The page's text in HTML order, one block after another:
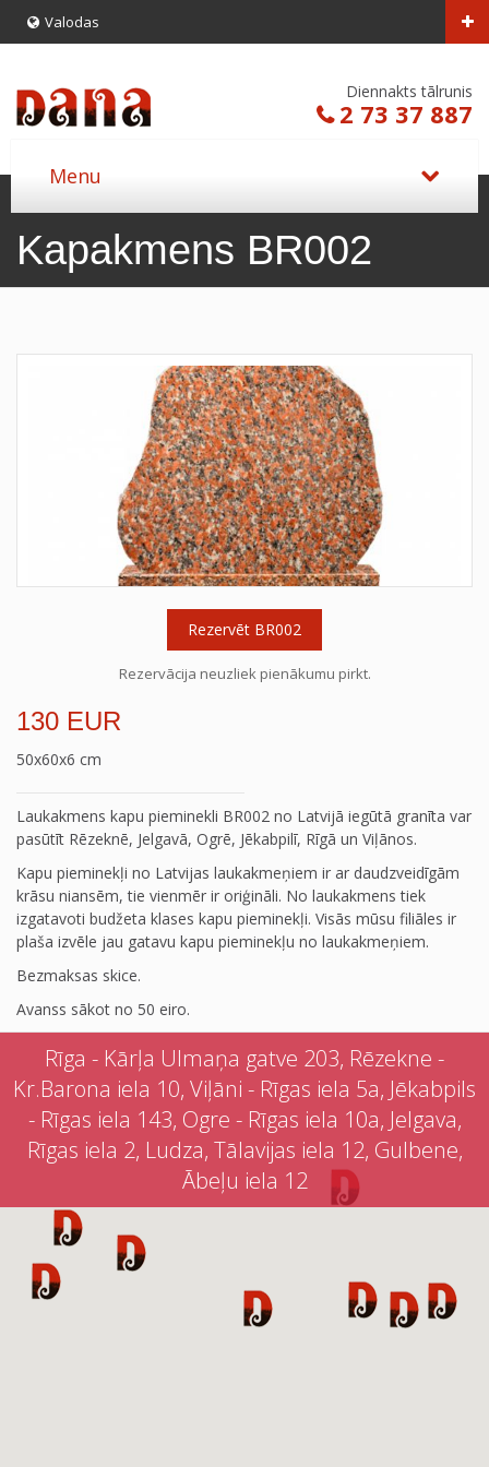
Valodas
Diennakts tālrunis
2 73 37 887
Kapakmens BR002
Rezervēt BR002
Rezervācija neuzliek pienākumu pirkt.
130 EUR
50x60x6 cm
Laukakmens kapu pieminekli BR002 no Latvijā iegūtā granīta var
pasūtīt Rēzeknē, Jelgavā, Ogrē, Jēkabpilī, Rīgā un Viļānos.
Kapu pieminekļi no Latvijas laukakmeņiem ir ar daudzveidīgām
krāsu niansēm, tie vienmēr ir oriģināli. No laukakmens tiek
izgatavoti budžeta klases kapu pieminekļi. Visās mūsu filiāles ir
plaša izvēle jau gatavu kapu pieminekļu no laukakmeņiem.
Bezmaksas skice.
Avanss sākot no 50 eiro.
Rīga - Kārļa Ulmaņa gatve 203, Rēzekne -
Kr.Barona iela 10, Viļāni - Rīgas iela 5a, Jēkabpils
- Rīgas iela 143, Ogre - Rīgas iela 10a, Jelgava,
Rīgas iela 2, Ludza, Tālavijas iela 12, Gulbene,
Ābeļu iela 12